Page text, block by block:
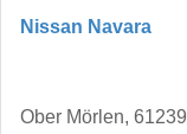
Nissan Navara
Ober Mörlen, 61239